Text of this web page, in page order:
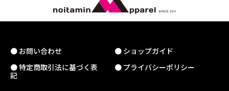
● お問い合わせ
● ショップガイド
● 特定商取引法に基づく表
記
● プライバシーポリシー